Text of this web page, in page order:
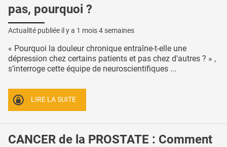
pas, pourquoi ?
Actualité publiée il y a 1 mois 4 semaines
« Pourquoi la douleur chronique entraîne-t-elle une
dépression chez certains patients et pas chez d'autres ? » ,
s’interroge cette équipe de neuroscientifiques ...
LIRE LA SUITE
CANCER de la PROSTATE : Comment